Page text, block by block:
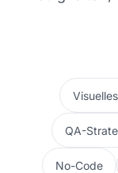
QA-
No-Code